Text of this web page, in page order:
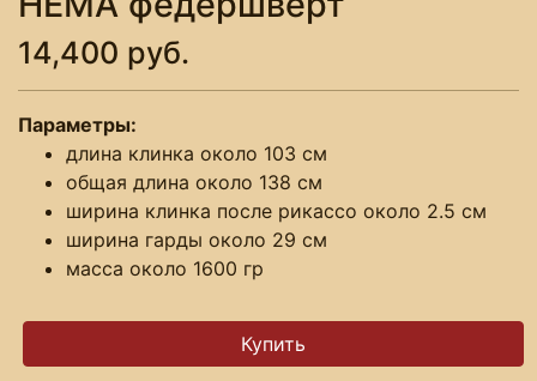
14,400 руб.
Параметры:
длина клинка около 103 см
общая длина около 138 см
ширина клинка после рикассо около 2.5 см
ширина гарды около 29 см
масса около 1600 гр